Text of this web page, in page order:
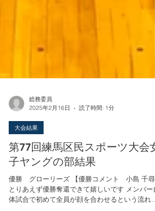
総務委員
2025年2月16日
読了時間: 1分
大会結果
第77回練馬区民スポーツ大会女